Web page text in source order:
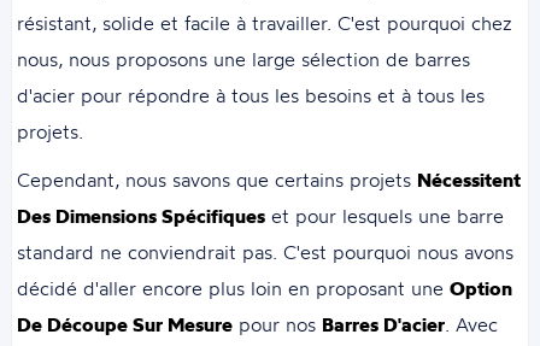
résistant, solide et facile à travailler. C'est pourquoi chez
nous, nous proposons une large sélection de barres
d'acier pour répondre à tous les besoins et à tous les
projets.
Cependant, nous savons que certains projets Nécessitent
Des Dimensions Spécifiques et pour lesquels une barre
standard ne conviendrait pas. C'est pourquoi nous avons
décidé d'aller encore plus loin en proposant uneOption
De Découpe Sur Mesure pour nos Barres D'acier . Avec